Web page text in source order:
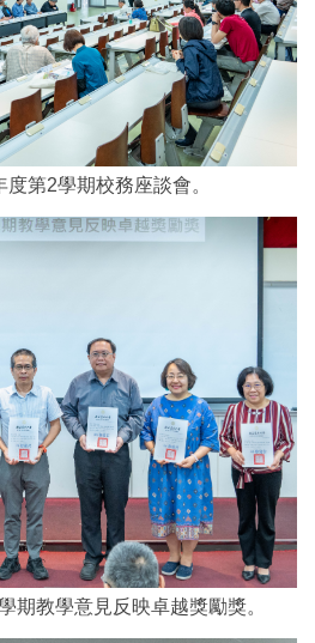
第2學期校務座談會。
期教學意見反映卓越獎勵獎。